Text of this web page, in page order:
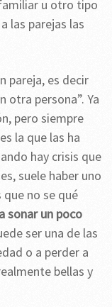
u otro tipo
las parejas las
pareja, es decir
otra persona”. Ya
pero siempre
la que las ha
hay crisis que
suele haber uno
no se qué
sonar un poco
ser una de las
o a perder a
bellas y